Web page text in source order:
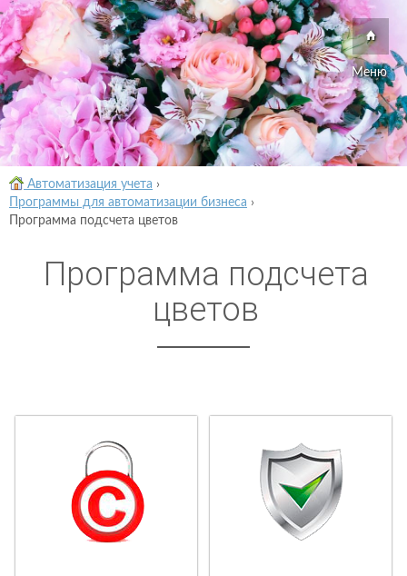
Меню
Автоматизация учета ›
Программы для автоматизации бизнеса ›
Программа подсчета цветов
Программа подсчета
цветов